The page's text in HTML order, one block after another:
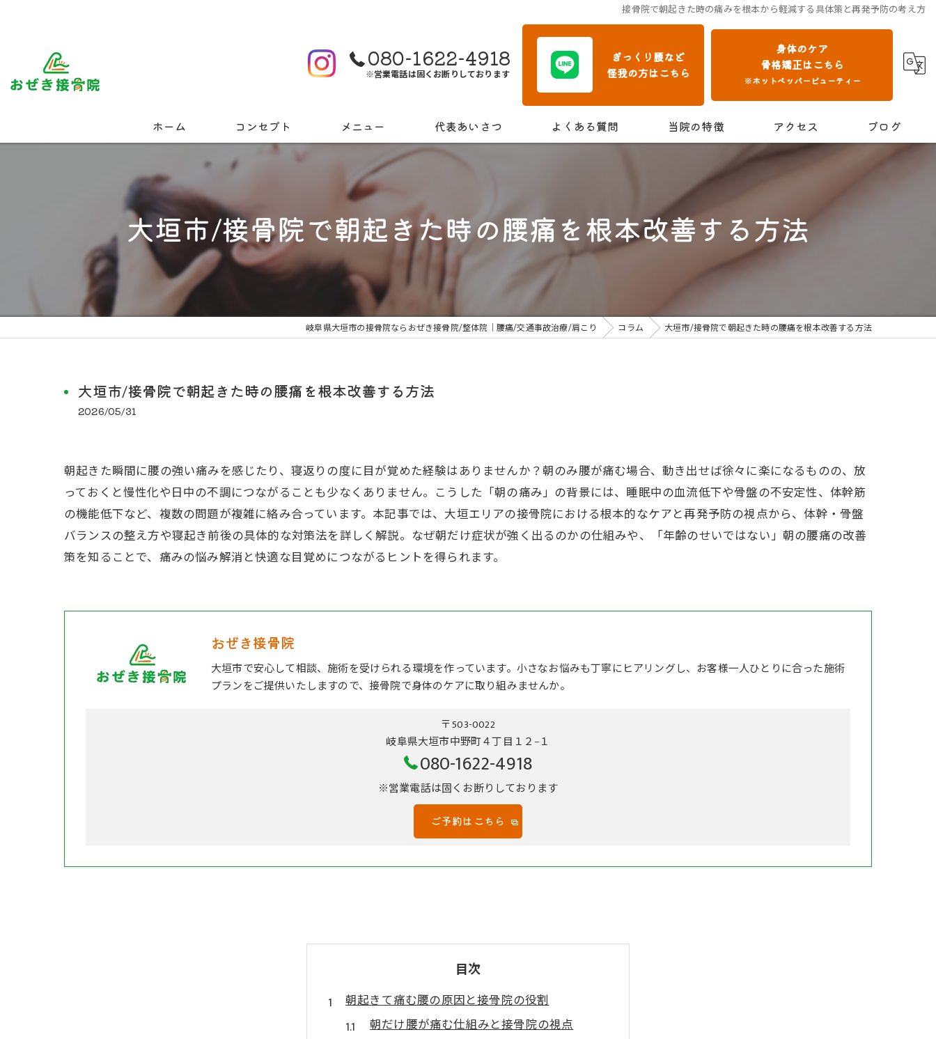
接骨院で朝起きた時の痛みを根本から軽減する具体策と再発予防の考え方
080-1622-4918
※営業電話は固くお断りしております
ぎっくり腰など
怪我の方はこちら
身体のケア
骨格矯正はこちら
※ホットペッパービューティー
ホーム コンセプト メニュー 代表あいさつ よくある質問 当院の特徴
保険診療
肩こり
アクセス ブログ
大垣市/接骨院で朝起きた時の腰痛を根本改善する方法
岐阜県大垣市の接骨院ならおぜき接骨院/整体院｜腰痛/交通事故治療/肩こり コラム 大垣市/接骨院で朝起きた時の腰痛を根本改善する方法
大垣市/接骨院で朝起きた時の腰痛を根本改善する方法
2026/05/31
朝起きた瞬間に腰の強い痛みを感じたり、寝返りの度に目が覚めた経験はありませんか？朝のみ腰が痛む場合、動き出せば徐々に楽になるものの、放
っておくと慢性化や日中の不調につながることも少なくありません。こうした「朝の痛み」の背景には、睡眠中の血流低下や骨盤の不安定性、体幹筋
の機能低下など、複数の問題が複雑に絡み合っています。本記事では、大垣エリアの接骨院における根本的なケアと再発予防の視点から、体幹・骨盤
バランスの整え方や寝起き前後の具体的な対策法を詳しく解説。なぜ朝だけ症状が強く出るのかの仕組みや、「年齢のせいではない」朝の腰痛の改善
策を知ることで、痛みの悩み解消と快適な目覚めにつながるヒントを得られます。
おぜき接骨院
大垣市で安心して相談、施術を受けられる環境を作っています。小さなお悩みも丁寧にヒアリングし、お客様一人ひとりに合った施術
プランをご提供いたしますので、接骨院で身体のケアに取り組みませんか。
〒503-0022
岐阜県大垣市中野町４丁目１２−１
080-1622-4918
※営業電話は固くお断りしております
ご予約はこちら
目次
朝起きて痛む腰の原因と接骨院の役割
朝だけ腰が痛む仕組みと接骨院の視点